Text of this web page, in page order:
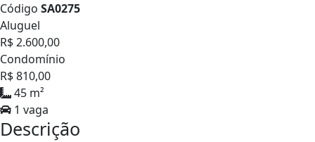
Código SA0275
Aluguel
R$ 2.600,00
Condomínio
R$ 810,00
45 m²
1 vaga
Descrição